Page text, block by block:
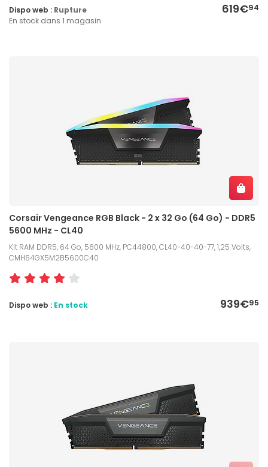
619€94
Dispo web : Rupture
En stock dans 1 magasin
Corsair Vengeance RGB Black - 2 x 32 Go (64 Go) - DDR5
5600 MHz - CL40
Kit RAM DDR5, 64 Go, 5600 MHz, PC44800, CL40-40-40-77, 1,25 Volts,
CMH64GX5M2B5600C40
939€95
Dispo web : En stock